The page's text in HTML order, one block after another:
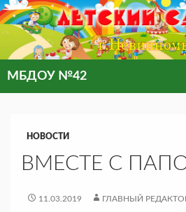
МБДОУ №42
Поиск
НОВОСТИ
ВМЕСТЕ С
11.03.2019 ГЛАВНЫЙ